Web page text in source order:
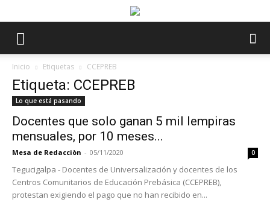
Inicio Etiquetas CCEPREB
Etiqueta: CCEPREB
Lo que está pasando
Docentes que solo ganan 5 mil lempiras
mensuales, por 10 meses...
Mesa de Redacciòn - 05/11/2020 0
Tegucigalpa - Docentes de Universalización y docentes de los
Centros Comunitarios de Educación Prebásica (CCEPREB),
protestan exigiendo el pago que no han recibido en...